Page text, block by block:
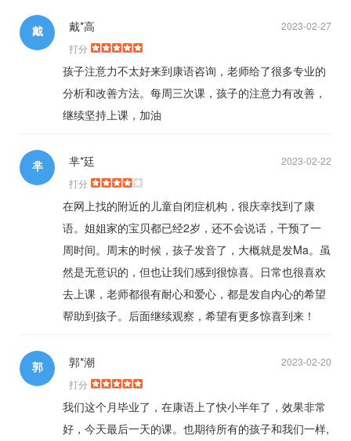
戴 2023-02-27
戴*高
打分
孩子注意力不太好来到康语咨询，老师给了很多专业的
分析和改善方法。每周三次课，孩子的注意力有改善，
继续坚持上课，加油
芈 2023-02-22
芈*廷
打分
在网上找的附近的儿童自闭症机构，很庆幸找到了康
语。姐姐家的宝贝都已经2岁，还不会说话，干预了一
周时间。周末的时候，孩子发音了，大概就是发Ma。虽
然是无意识的，但也让我们感到很惊喜。日常也很喜欢
去上课，老师都很有耐心和爱心，都是发自内心的希望
帮助到孩子。后面继续观察，希望有更多惊喜到来！
郭 2023-02-20
郭*潮
打分
我们这个月毕业了，在康语上了快小半年了，效果非常
好，今天最后一天的课。也期待所有的孩子和我们一样,